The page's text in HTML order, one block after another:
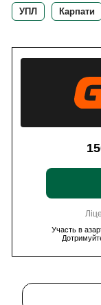
УПЛ Карпати
Участь в